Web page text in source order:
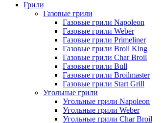
Грили
Газовые грили
Газовые грили Napoleon
Газовые грили Weber
Газовые грили Primeliner
Газовые грили Broil King
Газовые грили Char Broil
Газовые грили Bull
Газовые грили Broilmaster
Газовые грили Start Grill
Угольные грили
Угольные грили Napoleon
Угольные грили Weber
Угольные грили Char Broil